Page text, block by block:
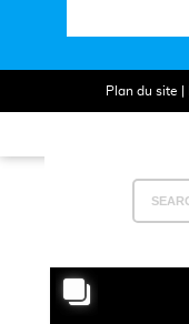
Plan du site